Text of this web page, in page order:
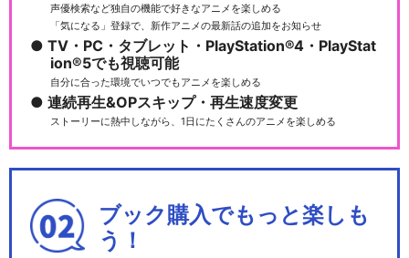
ルパン三世TVSP #10 炎の記
憶 ～Tok…
ダ・カーポ ～…
声優検索など独自の機能で好きなアニメを楽しめる
「気になる」登録で、新作アニメの最新話の追加をお知らせ
TV・PC・タブレット・PlayStation®4・PlayStat
ion®5でも視聴可能
自分に合った環境でいつでもアニメを楽しめる
連続再生&OPスキップ・再生速度変更
ストーリーに熱中しながら、1日にたくさんのアニメを楽しめる
ブック購入でもっと楽しも
う！